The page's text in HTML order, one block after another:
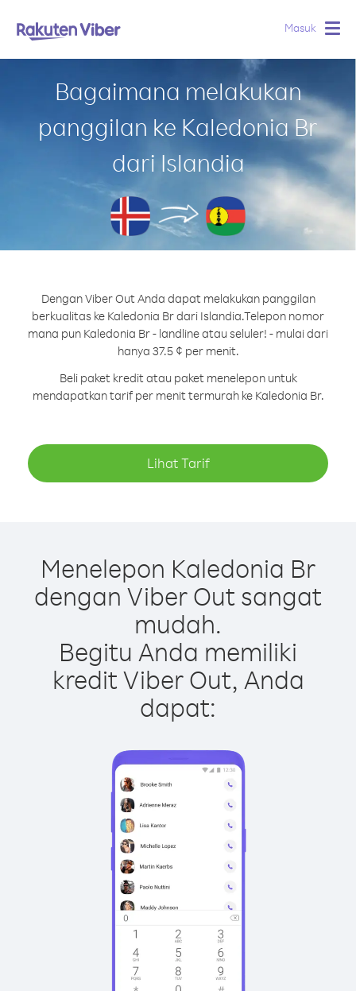
Masuk
Bagaimana melakukan
panggilan ke Kaledonia Br
dari Islandia
Dengan Viber Out Anda dapat melakukan panggilan
berkualitas ke Kaledonia Br dari Islandia.Telepon nomor
mana pun Kaledonia Br - landline atau seluler! - mulai dari
hanya 37.5 ¢ per menit.
Beli paket kredit atau paket menelepon untuk
mendapatkan tarif per menit termurah ke Kaledonia Br.
Lihat Tarif
Menelepon Kaledonia Br
dengan Viber Out sangat
mudah.
Begitu Anda memiliki
kredit Viber Out, Anda
dapat: